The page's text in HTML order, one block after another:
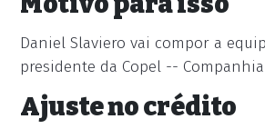
Daniel Slaviero vai compor a
presidente da Copel --
Ajuste no crédito